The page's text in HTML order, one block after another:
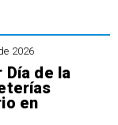
2026
Día de la
en